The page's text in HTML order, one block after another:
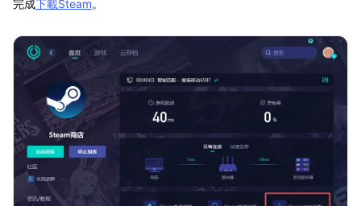
完成下載Steam。